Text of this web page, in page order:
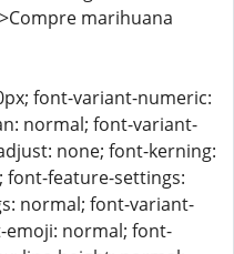
marihuana
font-variant-numeric:
normal; font-variant-
none; font-kerning:
font-feature-settings:
normal; font-variant-
normal; font-